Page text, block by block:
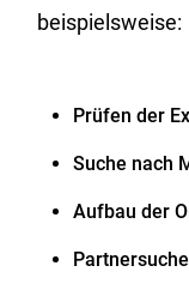
beispielsweise:
Prüfen der
Suche nach
Aufbau der
Partnersuche